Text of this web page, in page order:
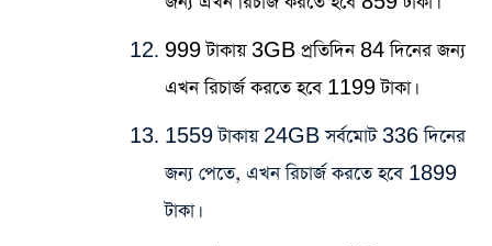
999 টাকায় 3GB প্রতিদিন 84 দিনের জন্য
এখন রিচার্জ করতে হবে 1199 টাকা।
1559 টাকায় 24GB সর্বমোট 336 দিনের
জন্য পেতে, এখন রিচার্জ করতে হবে 1899
টাকা।